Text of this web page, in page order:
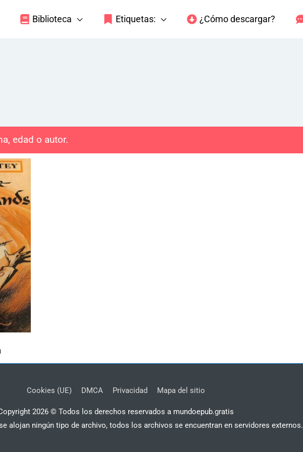
Biblioteca Etiquetas: ¿Cómo descargar?
edad o autor.
Cookies (UE) DMCA Privacidad Mapa del sitio
2026 © Todos los derechos reservados a mundoepub.gratis
alojan ningún tipo de archivo, todos los archivos se encuentran en servidores externos.